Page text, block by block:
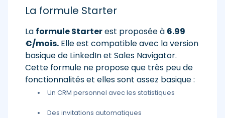
La formule Starter
La formule Starterest proposée à 6.99
€/mois. Elle est compatible avec la version
basique de LinkedIn et Sales Navigator.
Cette formule ne propose que très peu de
fonctionnalités et elles sont assez basique :
Un CRM personnel avec les statistiques
Des invitations automatiques